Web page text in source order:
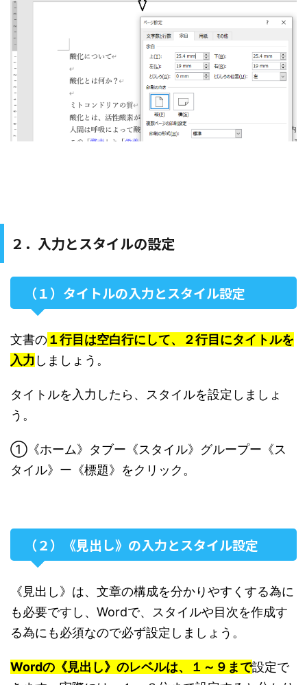
２．入力とスタイルの設定
（１）タイトルの入力とスタイル設定
文書の１行目は空白行にして、２行目にタイトルを
入力 しましょう。
タイトルを入力したら、スタイルを設定しましょ
う。
①《ホーム》タブー《スタイル》グループー《ス
タイル》ー《標題》をクリック。
（２）《見出し》の入力とスタイル設定
《見出し》は、文章の構成を分かりやすくする為に
も必要ですし、Wordで、スタイルや目次を作成す
る為にも必須なので必ず設定しましょう。
Wordの《見出し》のレベルは、１～９まで設定で